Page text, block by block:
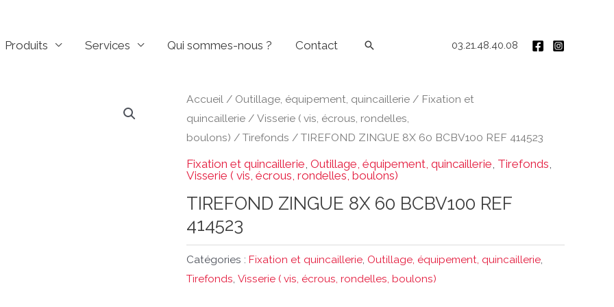
Produits Services Qui sommes-nous ? Contact Rechercher 03.21.48.40.08
Accueil / Outillage, équipement, quincaillerie / Fixation et
quincaillerie / Visserie ( vis, écrous, rondelles,
boulons) / Tirefonds / TIREFOND ZINGUE 8X 60 BCBV100 REF 414523
Fixation et quincaillerie Outillage, équipement, quincaillerie Tirefonds
Visserie ( vis, écrous, rondelles, boulons)
TIREFOND ZINGUE 8X 60 BCBV100 REF
414523
Catégories : Fixation et quincaillerie, Outillage, équipement, quincaillerie,
Tirefonds, Visserie ( vis, écrous, rondelles, boulons)